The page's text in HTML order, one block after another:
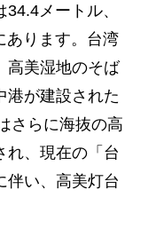
メートル、
あります。台湾
高美湿地のそば
港が建設された
さらに海抜の高
れ、現在の「台
伴い、高美灯台